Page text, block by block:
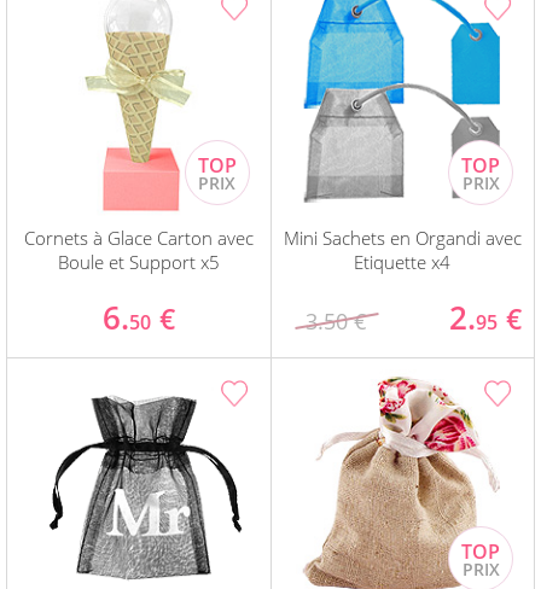
Cornets à Glace Carton avec
Boule et Support x5
6.50 €
Mini Sachets en Organdi avec
Etiquette x4
3.50 € 2.95 €